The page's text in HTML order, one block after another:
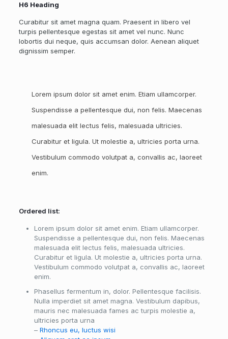
H6 Heading
Curabitur sit amet magna quam. Praesent in libero vel
turpis pellentesque egestas sit amet vel nunc. Nunc
lobortis dui neque, quis accumsan dolor. Aenean aliquet
dignissim semper.
Lorem ipsum dolor sit amet enim. Etiam ullamcorper.
Suspendisse a pellentesque dui, non felis. Maecenas
malesuada elit lectus felis, malesuada ultricies.
Curabitur et ligula. Ut molestie a, ultricies porta urna.
Vestibulum commodo volutpat a, convallis ac, laoreet
enim.
Ordered list:
Lorem ipsum dolor sit amet enim. Etiam ullamcorper.
Suspendisse a pellentesque dui, non felis. Maecenas
malesuada elit lectus felis, malesuada ultricies.
Curabitur et ligula. Ut molestie a, ultricies porta urna.
Vestibulum commodo volutpat a, convallis ac, laoreet
enim.
Phasellus fermentum in, dolor. Pellentesque facilisis.
Nulla imperdiet sit amet magna. Vestibulum dapibus,
mauris nec malesuada fames ac turpis molestie a,
ultricies porta urna
– Rhoncus eu, luctus wisi